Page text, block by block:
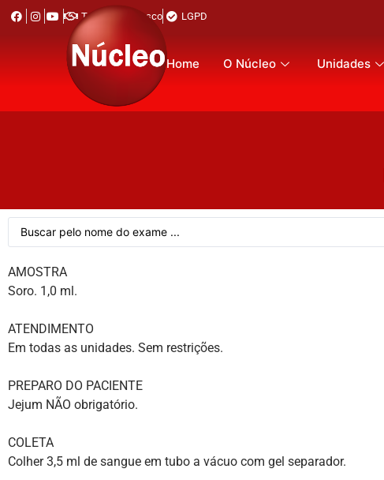
Trabalhe Conosco LGPD
Home O Núcleo Unidades
AMOSTRA
Soro. 1,0 ml.
ATENDIMENTO
Em todas as unidades. Sem restrições.
PREPARO DO PACIENTE
Jejum NÃO obrigatório.
COLETA
Colher 3,5 ml de sangue em tubo a vácuo com gel separador.